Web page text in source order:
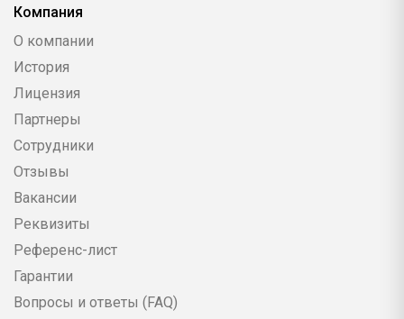
Компания
О компании
История
Лицензия
Партнеры
Сотрудники
Отзывы
Вакансии
Реквизиты
Референс-лист
Гарантии
Вопросы и ответы (FAQ)